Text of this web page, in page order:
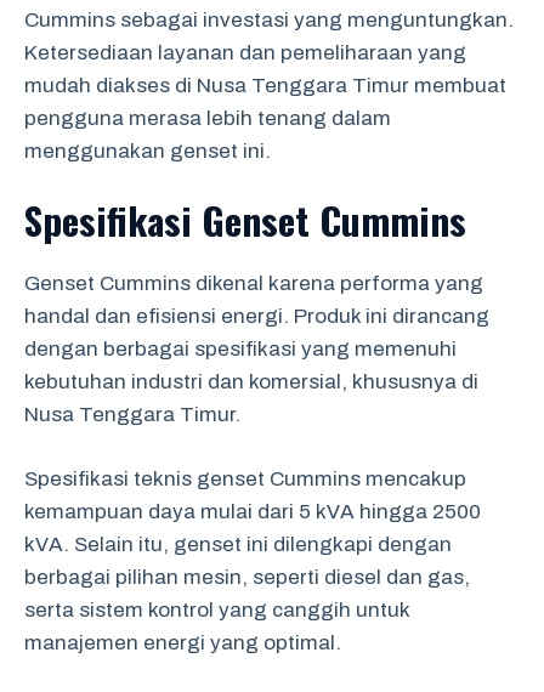
Cummins sebagai investasi yang menguntungkan.
Ketersediaan layanan dan pemeliharaan yang
mudah diakses di Nusa Tenggara Timur membuat
pengguna merasa lebih tenang dalam
menggunakan genset ini.
Spesifikasi Genset Cummins
Genset Cummins dikenal karena performa yang
handal dan efisiensi energi. Produk ini dirancang
dengan berbagai spesifikasi yang memenuhi
kebutuhan industri dan komersial, khususnya di
Nusa Tenggara Timur.
Spesifikasi teknis genset Cummins mencakup
kemampuan daya mulai dari 5 kVA hingga 2500
kVA. Selain itu, genset ini dilengkapi dengan
berbagai pilihan mesin, seperti diesel dan gas,
serta sistem kontrol yang canggih untuk
manajemen energi yang optimal.